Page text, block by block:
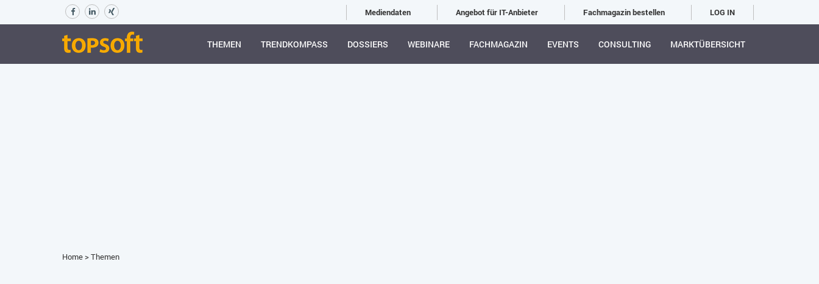
Mediendaten Angebot für IT-Anbieter Fachmagazin bestellen LOG IN
THEMEN TRENDKOMPASS DOSSIERS WEBINARE FACHMAGAZIN EVENTS CONSULTING MARKTÜBERSICHT
Home>Themen